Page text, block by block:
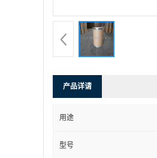
产品详请
用途
型号